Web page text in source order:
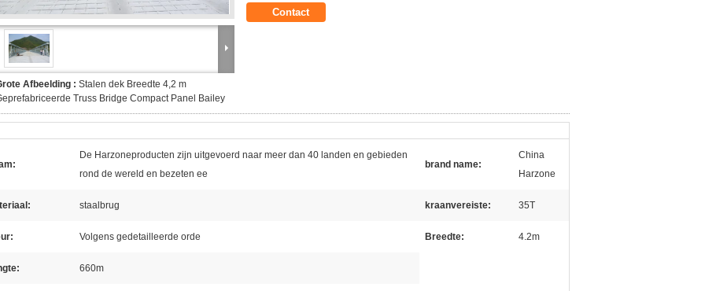
Afbeelding : Stalen dek Breedte 4,2 m
Truss Bridge Compact Panel Bailey
Contact
De Harzoneproducten zijn uitgevoerd naar meer dan 40 landen en gebieden
rond de wereld en bezeten ee
brand name:
China
Harzone
staalbrug kraanvereiste: 35T
Volgens gedetailleerde orde Breedte: 4.2m
660m